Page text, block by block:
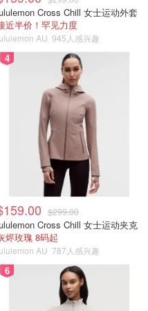
Cross Chill 女士运动外套
近半价！罕见力度
AU 945人感兴趣
4
$299.00
Cross Chill 女士运动夹克
烬玫瑰 8码起
AU 787人感兴趣
6